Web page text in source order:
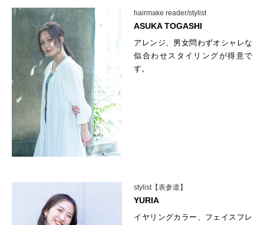
hairmake reader/stylist
ASUKA TOGASHI
アレンジ、男女問わずオシャレな
似合わせスタイリングが得意で
す。
stylist【表参道】
YURIA
イヤリングカラー、フェイスフレ